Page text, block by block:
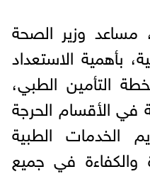
مساعد وزير الصحة
بأهمية الاستعداد
التأمين الطبي،
في الأقسام الحرجة
الخدمات الطبية
والكفاءة في جميع